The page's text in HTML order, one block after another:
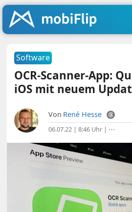
Software
OCR-Scanner-App:
iOS mit neuem
Von René Hesse
06.07.22 | 8:46 Uhr | ⋯